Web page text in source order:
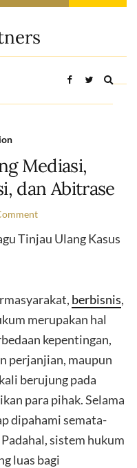
form
Mediasi,
dan Abitrase
berbisnis,
merupakan hal
kepentingan,
perjanjian, maupun
berujung pada
para pihak. Selama
dipahami semata-
sistem hukum
luas bagi